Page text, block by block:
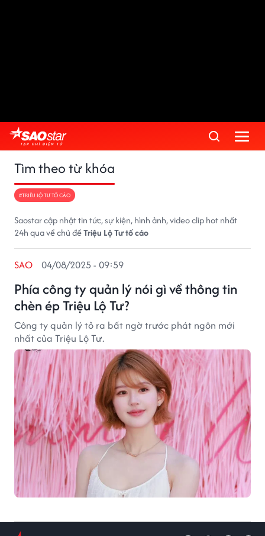
Tìm theo từ khóa
#TRIỆU LỘ TƯ TỐ CÁO
Saostar cập nhật tin tức, sự kiện, hình ảnh, video clip hot nhất
24h qua về chủ đềTriệu Lộ Tư tố cáo
Phía công ty quản lý nói gì về thông tin
chèn ép Triệu Lộ Tư?
SAO 04/08/2025 - 09:59
Công ty quản lý tỏ ra bất ngờ trước phát ngôn mới
nhất của Triệu Lộ Tư.